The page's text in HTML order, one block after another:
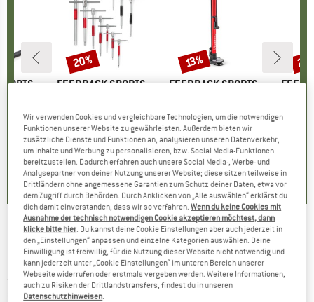
Preis
€
MARKE
FEEDBACK SPORTS
Preis
199,95 €reduzierter Preis
159,96 €
0,0(0)
Rabatt
20%
MARKE
FEEDBACK SPORTS
Preis
98,95 €reduzierter Preis
86,09 €
0,0(0)
Rabatt
13%
MARKE
FEEDBACK SPORTS -Pro Elite-B Reparatur
Ständer - Fahrradständer
(0)
Wir verwenden Cookies und vergleichbare Technologien, um die notwendigen
Funktionen unserer Website zu gewährleisten. Außerdem bieten wir
zusätzliche Dienste und Funktionen an, analysieren unseren Datenverkehr,
um Inhalte und Werbung zu personalisieren, bzw. Social Media-Funktionen
bereitzustellen. Dadurch erfahren auch unsere Social Media-, Werbe- und
Analysepartner von deiner Nutzung unserer Website; diese sitzen teilweise in
Drittländern ohne angemessene Garantien zum Schutz deiner Daten, etwa vor
dem Zugriff durch Behörden. Durch Anklicken von „Alle auswählen“ erklärst du
dich damit einverstanden, dass wir so verfahren.Wenn du keine Cookies mit
Ausnahme der technisch notwendigen Cookie akzeptieren möchtest, dann
klicke bitte hier . Du kannst deine Cookie Einstellungen aber auch jederzeit in
den „Einstellungen“ anpassen und einzelne Kategorien auswählen. Deine
Einwilligung ist freiwillig, für die Nutzung dieser Website nicht notwendig und
kann jederzeit unter „Cookie Einstellungen“ im unteren Bereich unserer
Webseite widerrufen oder erstmals vergeben werden. Weitere Informationen,
auch zu Risiken der Drittlandstransfers, findest du in unseren
Datenschutzhinweisen